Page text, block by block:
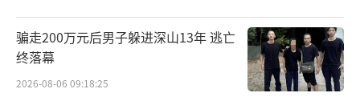
骗走200万元后男子躲进深山13年 逃亡
终落幕
2026-08-06 09:18:25